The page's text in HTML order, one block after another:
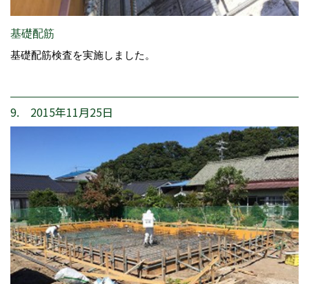
基礎配筋
基礎配筋検査を実施しました。
9. 2015年11月25日